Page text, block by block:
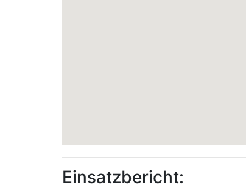
Einsatzbericht: